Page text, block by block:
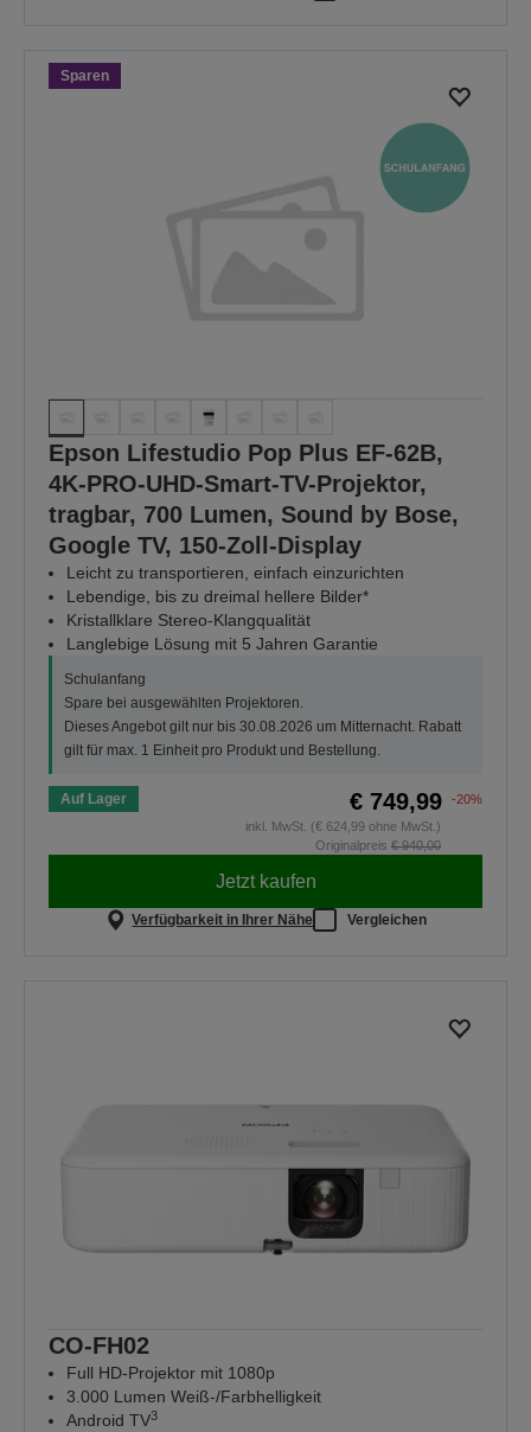
Sparen
Epson Lifestudio Pop Plus EF-62B,
4K-PRO-UHD-Smart-TV-Projektor,
tragbar, 700 Lumen, Sound by Bose,
Google TV, 150-Zoll-Display
Leicht zu transportieren, einfach einzurichten
Lebendige, bis zu dreimal hellere Bilder*
Kristallklare Stereo-Klangqualität
Langlebige Lösung mit 5 Jahren Garantie
Schulanfang
Spare bei ausgewählten Projektoren.
Dieses Angebot gilt nur bis 30.08.2026 um Mitternacht. Rabatt
gilt für max. 1 Einheit pro Produkt und Bestellung.
Auf Lager € 749,99
-20%
inkl. MwSt. (€ 624,99 ohne MwSt.)
Originalpreis € 940,00
Jetzt kaufen
Verfügbarkeit in Ihrer Nähe Vergleichen
CO-FH02
Full HD-Projektor mit 1080p
3.000 Lumen Weiß-/Farbhelligkeit
Android TV3